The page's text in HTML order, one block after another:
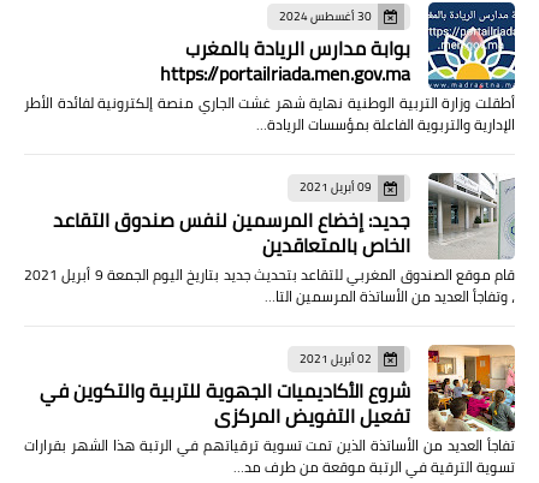
30 أغسطس 2024
بوابة مدارس الريادة بالمغرب
https://portailriada.men.gov.ma
أطقلت وزارة التربية الوطنية نهاية شهر غشت الجاري منصة إلكترونية لفائدة الأطر
الإدارية والتربوية الفاعلة بمؤسسات الريادة…
09 أبريل 2021
جديد: إخضاع المرسمين لنفس صندوق التقاعد
الخاص بالمتعاقدين
قام موقع الصندوق المغربي للتقاعد بتحديث جديد بتاريخ اليوم الجمعة 9 أبريل 2021
، وتفاجأ العديد من الأساتذة المرسمين التا…
02 أبريل 2021
شروع الأكاديميات الجهوية للتربية والتكوين في
تفعيل التفويض المركزي
تفاجأ العديد من الأساتذة الذين تمت تسوية ترقياتهم في الرتبة هذا الشهر بقرارات
تسوية الترقية في الرتبة موقعة من طرف مد…